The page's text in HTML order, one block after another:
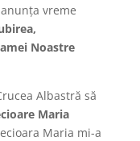
vreme
Noastre
Albastră să
Maria
Maria mi-a